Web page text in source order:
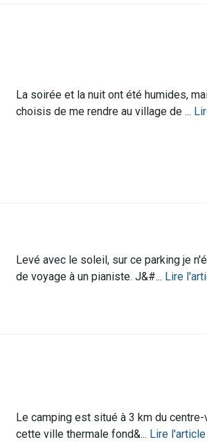
La soirée et la nuit ont été humides,
choisis de me rendre au village de ...
Levé avec le soleil, sur ce parking je
de voyage à un pianiste. J&#... Lire
Le camping est situé à 3 km du
cette ville thermale fond&... Lire l'article